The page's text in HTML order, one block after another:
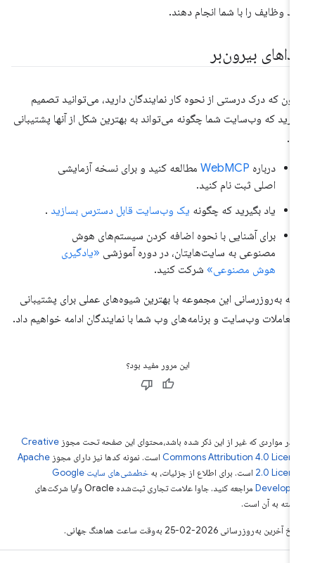
وظایف را با شما انجام دهند.
بیرون‌بر
که درک درستی از نحوه کار نمایندگان دارید، می‌توانید تصمیم
که وب‌سایت شما چگونه می‌تواند به بهترین شکل از آنها پشتیبانی
دربارهWebMCPمطالعه کنید و برای نسخه آزمایشی
اصلی ثبت نام کنید.
یاد بگیرید که چگونهیک وب‌سایت قابل دسترس بسازید.
برای آشنایی با نحوه اضافه کردن سیستم‌های هوش
مصنوعی به سایت‌هایتان، در دوره آموزشی«یادگیری
هوش مصنوعی»شرکت کنید.
به به‌روزرسانی این مجموعه با بهترین شیوه‌های عملی برای پشتیبانی
تعاملات وب‌سایت و برنامه‌های وب شما با نمایندگان ادامه خواهیم داد.
این مرور مفید بود؟
در مواردی که غیر از این ذکر شده باشد،‌محتوای این صفحه تحت مجوزCreative
Commons Attribution 4.0است. نمونه کدها نیز دارای مجوزApache
2.0است. برای اطلاع از جزئیات، به
خطمشی‌های سایت Google
مراجعه کنید. جاوا علامت تجاری ثبت‌شده Oracle و/یا شرکت‌های
به آن است.
آخرین به‌روزرسانی 2026-02-25 به‌وقت ساعت هماهنگ جهانی.